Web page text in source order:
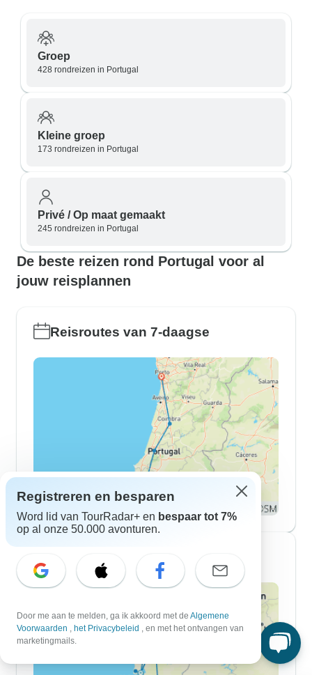
Groep
428 rondreizen in Portugal
Kleine groep
173 rondreizen in Portugal
Privé / Op maat gemaakt
245 rondreizen in Portugal
De beste reizen rond Portugal voor al
jouw reisplannen
Reisroutes van 7-daagse
Registreren en besparen
Word lid van TourRadar+ en bespaar tot 7%
op al onze 50.000 avonturen.
Door me aan te melden, ga ik akkoord met de Algemene
Voorwaarden , het Privacybeleid , en met het ontvangen van
marketingmails.